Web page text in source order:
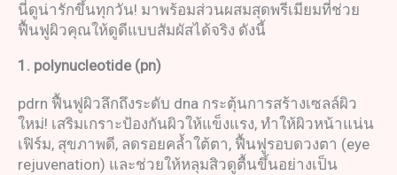
นี่ดูน่ารักขึ้นทุกวัน! มาพร้อมส่วนผสมสุดพรีเมียมที่ช่วย
ฟื้นฟูผิวคุณให้ดูดีแบบสัมผัสได้จริง ดังนี้
1. polynucleotide (pn)
pdrn ฟื้นฟูผิวลึกถึงระดับ dna กระตุ้นการสร้างเซลล์ผิว
ใหม่! เสริมเกราะป้องกันผิวให้แข็งแรง, ทำให้ผิวหน้าแน่น
เฟิร์ม, สุขภาพดี, ลดรอยคล้ำใต้ตา, ฟื้นฟูรอบดวงตา (eye
rejuvenation) และช่วยให้หลุมสิวดูตื้นขึ้นอย่างเป็น